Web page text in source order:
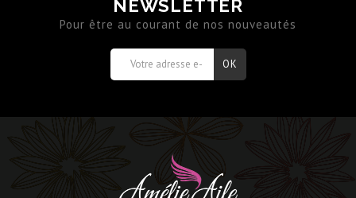
NEWSLETTER
Pour être au courant de nos nouveautés